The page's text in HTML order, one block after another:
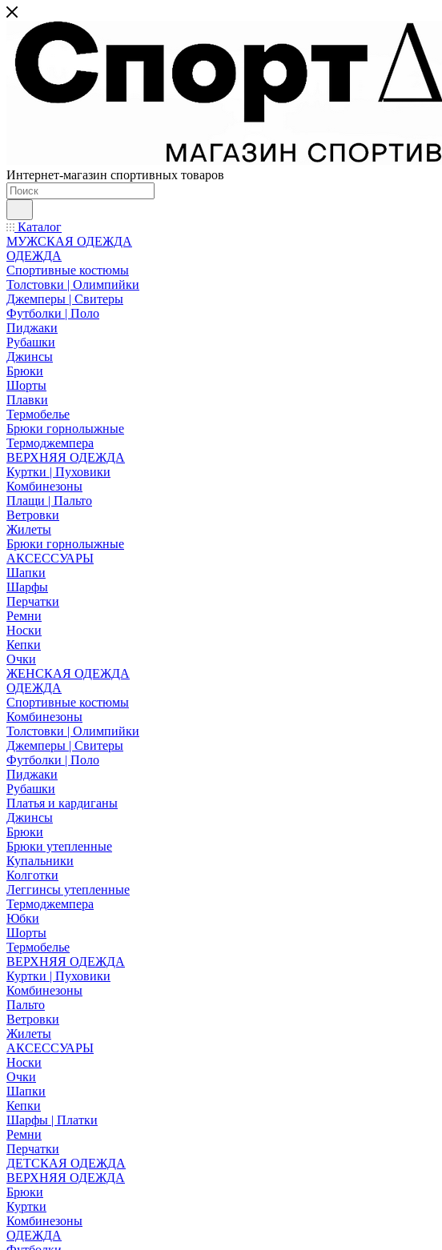
Интернет-магазин спортивных товаров
Каталог
МУЖСКАЯ ОДЕЖДА
ОДЕЖДА
Спортивные костюмы
Толстовки | Олимпийки
Джемперы | Свитеры
Футболки | Поло
Пиджаки
Рубашки
Джинсы
Брюки
Шорты
Плавки
Термобелье
Брюки горнолыжные
Термоджемпера
ВЕРХНЯЯ ОДЕЖДА
Куртки | Пуховики
Комбинезоны
Плащи | Пальто
Ветровки
Жилеты
Брюки горнолыжные
АКСЕССУАРЫ
Шапки
Шарфы
Перчатки
Ремни
Носки
Кепки
Очки
ЖЕНСКАЯ ОДЕЖДА
ОДЕЖДА
Спортивные костюмы
Комбинезоны
Толстовки | Олимпийки
Джемперы | Свитеры
Футболки | Поло
Пиджаки
Рубашки
Платья и кардиганы
Джинсы
Брюки
Брюки утепленные
Купальники
Колготки
Леггинсы утепленные
Термоджемпера
Юбки
Шорты
Термобелье
ВЕРХНЯЯ ОДЕЖДА
Куртки | Пуховики
Комбинезоны
Пальто
Ветровки
Жилеты
АКСЕССУАРЫ
Носки
Очки
Шапки
Кепки
Шарфы | Платки
Ремни
Перчатки
ДЕТСКАЯ ОДЕЖДА
ВЕРХНЯЯ ОДЕЖДА
Брюки
Куртки
Комбинезоны
ОДЕЖДА